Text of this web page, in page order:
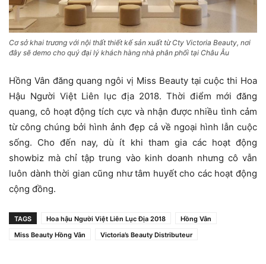
Cơ sở khai trương với nội thất thiết kế sản xuất từ Cty Victoria Beauty, nơi
đây sẽ demo cho quý đại lý khách hàng nhà phân phối tại Châu Âu
Hồng Vân đăng quang ngôi vị Miss Beauty tại cuộc thi Hoa
Hậu Người Việt Liên lục địa 2018. Thời điểm mới đăng
quang, cô hoạt động tích cực và nhận được nhiều tình cảm
từ công chúng bởi hình ảnh đẹp cả về ngoại hình lẫn cuộc
sống. Cho đến nay, dù ít khi tham gia các hoạt động
showbiz mà chỉ tập trung vào kinh doanh nhưng cô vẫn
luôn dành thời gian cũng như tâm huyết cho các hoạt động
cộng đồng.
TAGS Hoa hậu Người Việt Liên Lục Địa 2018
Hồng Vân
Miss Beauty Hồng Vân
Victoria’s Beauty Distributeur